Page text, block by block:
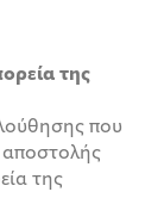
της
που
αποστολής
της